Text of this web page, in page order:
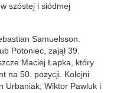
szóstej i siódmej
Samuelsson.
Potoniec, zajął 39.
Maciej Łapka, który
na 50. pozycji. Kolejni
Urbaniak, Wiktor Pawluk i